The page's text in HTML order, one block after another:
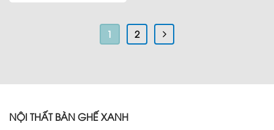
1 2
NỘI THẤT BÀN GHẾ XANH